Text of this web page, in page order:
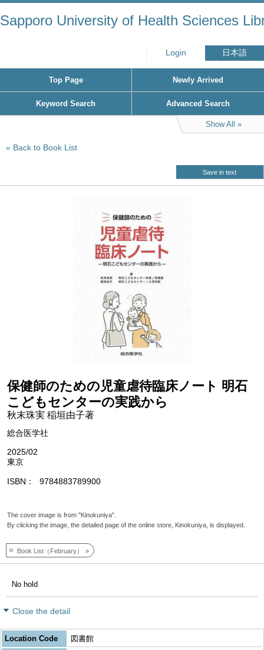
Sapporo University of Health Sciences
Login 日本語
Top Page Newly Arrived
Keyword Search Advanced Search
Show All
Back to Book List
Save in text
保健師のための児童虐待臨床ノート 明石
こどもセンターの実践から
秋末珠実 稲垣由子著
総合医学社
2025/02
東京
ISBN 9784883789900
The cover image is from "Kinokuniya".
By clicking the image, the detailed page of the online store, Kinokuniya, is displayed.
Book List（February）
No hold
Close the detail
Location Code
図書館